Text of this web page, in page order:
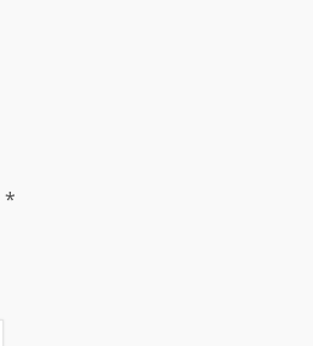
*